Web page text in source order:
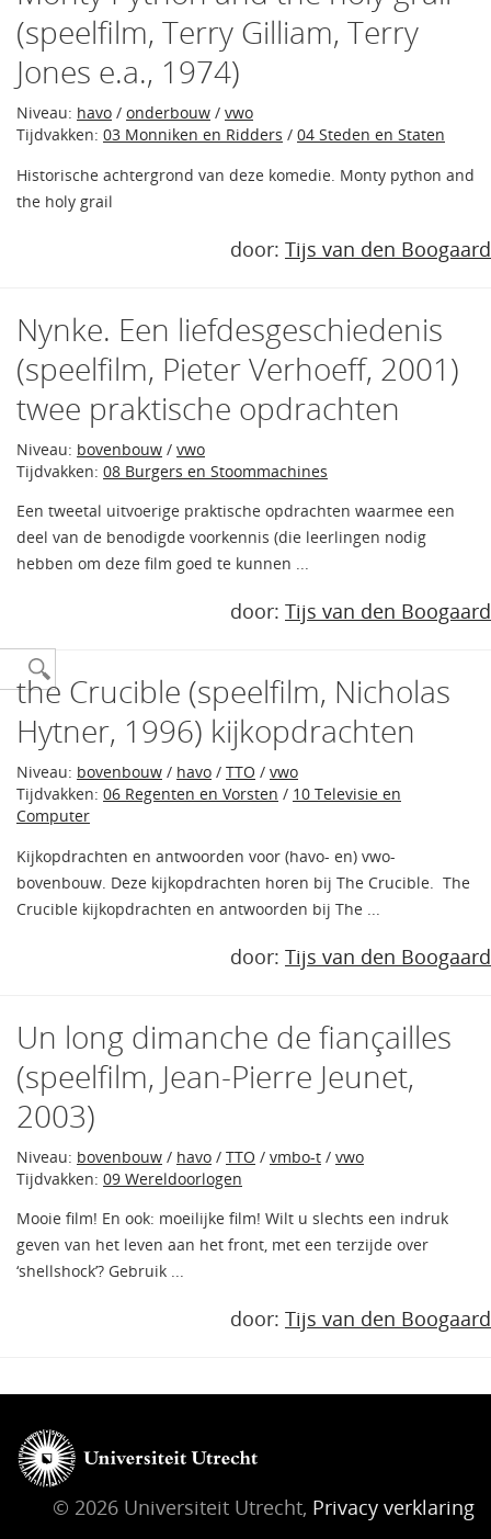
(speelfilm, Terry Gilliam, Terry
Jones e.a., 1974)
Niveau: havo / onderbouw / vwo
Tijdvakken: 03 Monniken en Ridders / 04 Steden en Staten
Historische achtergrond van deze komedie. Monty python and
the holy grail
door: Tijs van den Boogaard
Nynke. Een liefdesgeschiedenis
(speelfilm, Pieter Verhoeff, 2001)
twee praktische opdrachten
Niveau: bovenbouw / vwo
Tijdvakken: 08 Burgers en Stoommachines
Een tweetal uitvoerige praktische opdrachten waarmee een
deel van de benodigde voorkennis (die leerlingen nodig
hebben om deze film goed te kunnen ...
door: Tijs van den Boogaard
the Crucible (speelfilm, Nicholas
Hytner, 1996) kijkopdrachten
Niveau: bovenbouw / havo / TTO / vwo
Tijdvakken: 06 Regenten en Vorsten / 10 Televisie en
Computer
Kijkopdrachten en antwoorden voor (havo- en) vwo-
bovenbouw. Deze kijkopdrachten horen bij The Crucible. The
Crucible kijkopdrachten en antwoorden bij The ...
door: Tijs van den Boogaard
Un long dimanche de fiançailles
(speelfilm, Jean-Pierre Jeunet,
2003)
Niveau: bovenbouw / havo / TTO / vmbo-t / vwo
Tijdvakken: 09 Wereldoorlogen
Mooie film! En ook: moeilijke film! Wilt u slechts een indruk
geven van het leven aan het front, met een terzijde over
‘shellshock’? Gebruik ...
door: Tijs van den Boogaard
© 2026 Universiteit Utrecht, Privacy verklaring